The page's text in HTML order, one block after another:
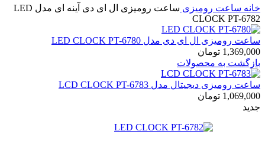
خانه ساعت رومیزی
ساعت رومیزی ال ای دی آینه ای مدل LED
CLOCK PT-6782
ساعت رومیزی ال ای دی مدل LED CLOCK PT-6780
1,369,000 تومان
بازگشت به محصولات
ساعت رومیزی دیجیتال مدل LCD CLOCK PT-6783
1,069,000 تومان
جدید